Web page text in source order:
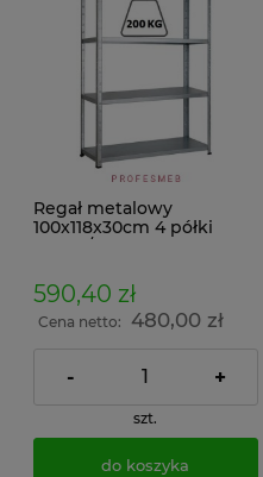
Regał metalowy
100x118x30cm 4 półki
200kg/p malowany
dokumenty w archiwum i
do magazynu
590,40 zł
Cena netto: 480,00 zł
- +
szt.
do koszyka